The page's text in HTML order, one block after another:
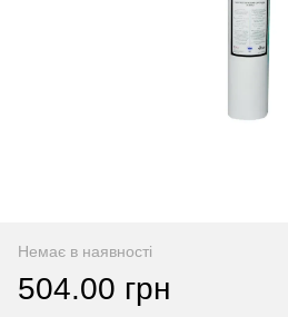
Немає в наявності
504.00 грн